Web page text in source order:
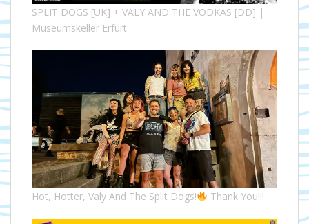
SPLIT DOGS [UK] + VALY AND THE VODKAS [DD] |
Museumskeller Erfurt
Hot, Hotter, Valy And The Split Dogs! Thank You!!!